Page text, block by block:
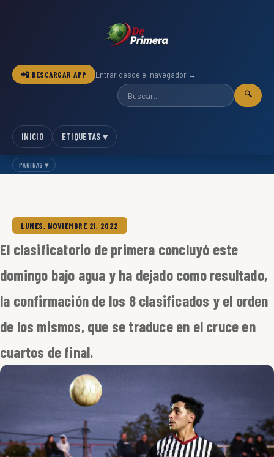
📲 DESCARGAR APP Entrar desde el navegador →
🔍
INICIO ETIQUETAS ▾
PÁGINAS ▾
LUNES, NOVIEMBRE 21, 2022
El clasificatorio de primera concluyó este
domingo bajo agua y ha dejado como resultado,
la confirmación de los 8 clasificados y el orden
de los mismos, que se traduce en el cruce en
cuartos de final.